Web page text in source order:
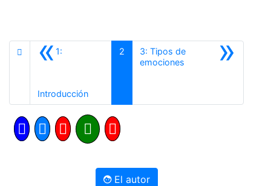
«1:
IntroducciónAnterior
2 »
3: Tipos de
emociones Siguiente
El autor